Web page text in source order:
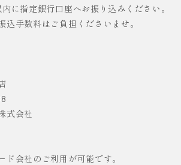
に指定銀行口座へお振り込みください。
手数料はご負担くださいませ。
式会社
ド会社のご利用が可能です。